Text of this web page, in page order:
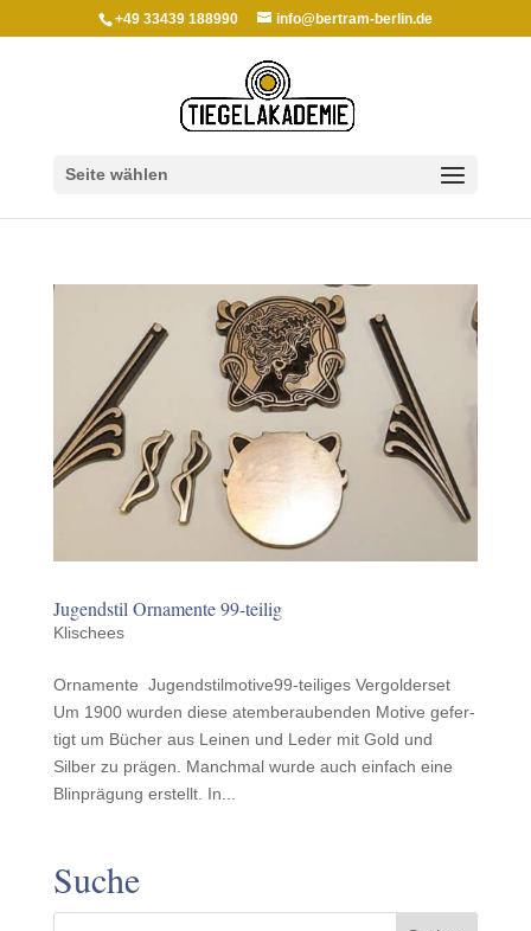
+49 33439 188990 info@bertram-berlin.de
Seite wählen
Jugend­stil Orna­mente 99-teilig
Klischees
Orna­mente Jugend­stil­mo­tive99-teiliges Vergolderset
Um 1900 wurden diese atem­ber­auben­den Motive gefer­
tigt um Bücher aus Leinen und Leder mit Gold und
Silber zu prägen. Manch­mal wurde auch einfach eine
Blin­prä­gung erstellt. In...
Suche